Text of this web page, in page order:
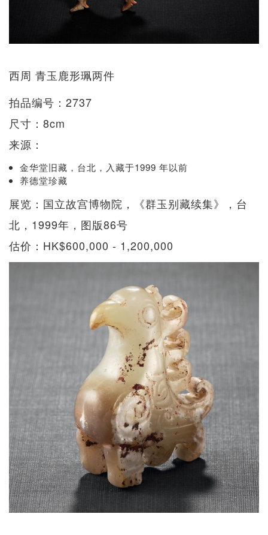
西周 青玉鹿形珮两件
拍品编号：2737
尺寸：8cm
来源：
金华堂旧藏，台北，入藏于1999 年以前
养德堂珍藏
展览：国立故宫博物院，《群玉别藏续集》，台
北，1999年，图版86号
估价：HK$600,000 - 1,200,000